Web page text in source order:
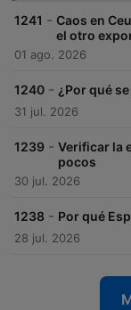
1241 - Caos en
el otro
01 ago. 2026
1240 - ¿Por qué
31 jul. 2026
1239 - Verificar la
pocos
30 jul. 2026
1238 - Por qué
28 jul. 2026